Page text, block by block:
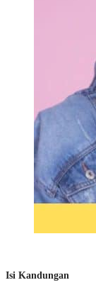
Isi Kandungan